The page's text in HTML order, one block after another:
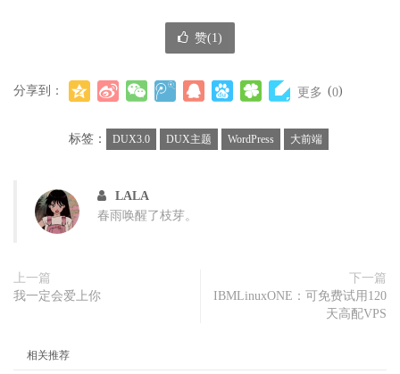
赞(1)
分享到： 更多 (0)
标签： DUX3.0 DUX主题 WordPress 大前端
LALA
春雨唤醒了枝芽。
上一篇
我一定会爱上你
下一篇
IBMLinuxONE：可免费试用120
天高配VPS
相关推荐